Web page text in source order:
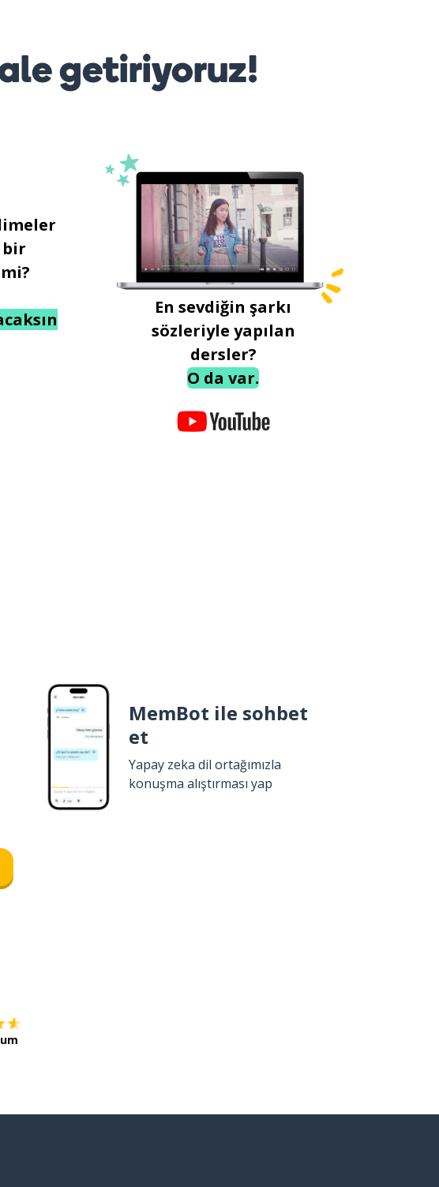
getiriyoruz!
bir
En sevdiğin şarkı
sözleriyle yapılan
dersler?
O da var.
MemBot ile sohbet
et
Yapay zeka dil ortağımızla
konuşma alıştırması yap